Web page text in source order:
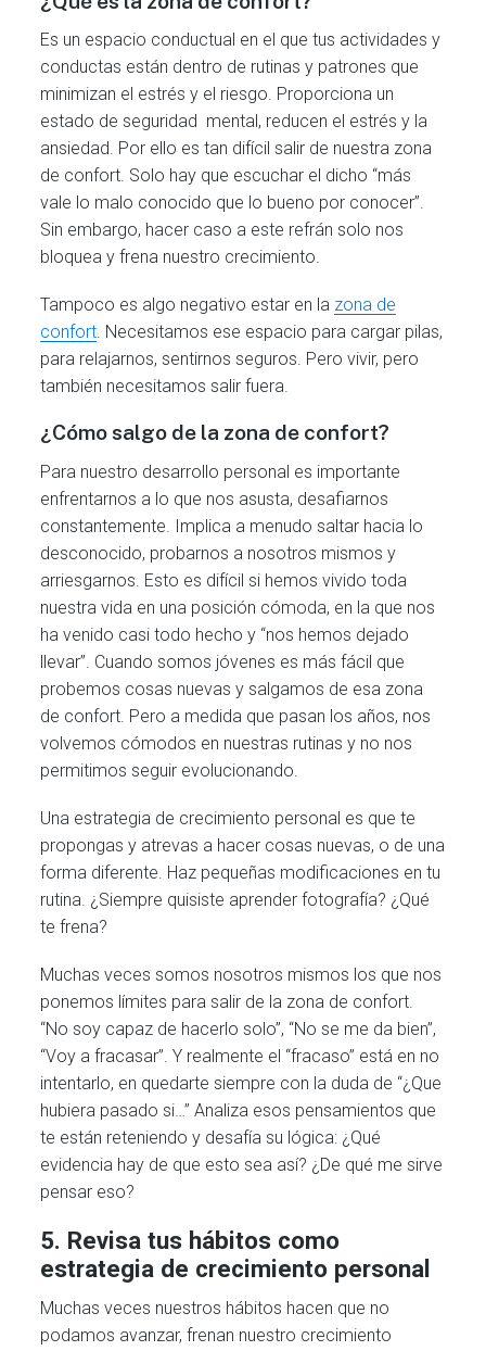
Es un espacio conductual en el que tus actividades y
conductas están dentro de rutinas y patrones que
minimizan el estrés y el riesgo. Proporciona un
estado de seguridad mental, reducen el estrés y la
ansiedad. Por ello es tan difícil salir de nuestra zona
de confort. Solo hay que escuchar el dicho “más
vale lo malo conocido que lo bueno por conocer”.
Sin embargo, hacer caso a este refrán solo nos
bloquea y frena nuestro crecimiento.
Tampoco es algo negativo estar en la zona de
confort. Necesitamos ese espacio para cargar pilas,
para relajarnos, sentirnos seguros. Pero vivir, pero
también necesitamos salir fuera.
¿Cómo salgo de la zona de confort?
Para nuestro desarrollo personal es importante
enfrentarnos a lo que nos asusta, desafiarnos
constantemente. Implica a menudo saltar hacia lo
desconocido, probarnos a nosotros mismos y
arriesgarnos. Esto es difícil si hemos vivido toda
nuestra vida en una posición cómoda, en la que nos
ha venido casi todo hecho y “nos hemos dejado
llevar”. Cuando somos jóvenes es más fácil que
probemos cosas nuevas y salgamos de esa zona
de confort. Pero a medida que pasan los años, nos
volvemos cómodos en nuestras rutinas y no nos
permitimos seguir evolucionando.
Una estrategia de crecimiento personal es que te
propongas y atrevas a hacer cosas nuevas, o de una
forma diferente. Haz pequeñas modificaciones en tu
rutina. ¿Siempre quisiste aprender fotografía? ¿Qué
te frena?
Muchas veces somos nosotros mismos los que nos
ponemos límites para salir de la zona de confort.
“No soy capaz de hacerlo solo”, “No se me da bien”,
“Voy a fracasar”. Y realmente el “fracaso” está en no
intentarlo, en quedarte siempre con la duda de “¿Que
hubiera pasado si…” Analiza esos pensamientos que
te están reteniendo y desafía su lógica: ¿Qué
evidencia hay de que esto sea así? ¿De qué me sirve
pensar eso?
5. Revisa tus hábitos como
estrategia de crecimiento personal
Muchas veces nuestros hábitos hacen que no
podamos avanzar, frenan nuestro crecimiento